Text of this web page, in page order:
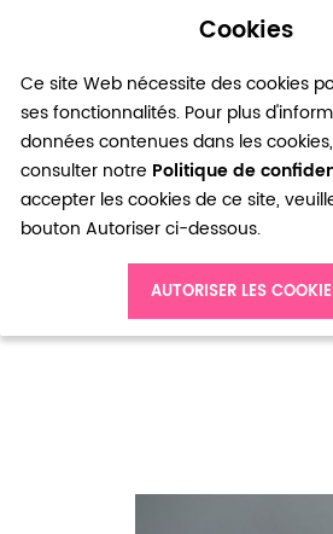
Cookies
Ce site Web nécessite des cookies
ses fonctionnalités. Pour plus
données contenues dans les
consulter notre Politique de
accepter les cookies de ce site,
bouton Autoriser ci-dessous.
AUTORISER LES
0
Connecteur Breloque Triangle Pointe